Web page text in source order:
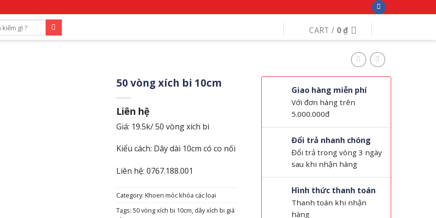
CART / 0₫
50 vòng xích bi 10cm
Liên hệ
Giá: 19.5k/ 50 vòng xích bi
Kiểu cách: Dây dài 10cm có co nối
Liên hệ: 0767.188.001
Category: Khoen móc khóa các loại
Tags: 50 vòng xích bi 10cm, dây xích bi giá
Giao hàng miễn phí
Với đơn hàng trên
5.000.000đ
Đổi trả nhanh chóng
Đổi trả trong vòng 3 ngày
sau khi nhận hàng
Hình thức thanh toán
Thanh toán khi nhận
hàng